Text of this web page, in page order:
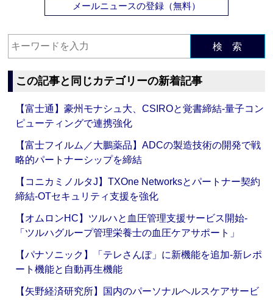
メールニュースの登録（無料）
検 索
この記事と同じカテゴリーの新着記事
【富士通】豪州モナシュ大、CSIROと覚書締結‐量子コン
ピューティングで連携強化
【富士フイルム／大鵬薬品】ADCの製造技術の開発で戦
略的パートナーシップを締結
【コニカミノルタJ】TXOne Networksとパートナー契約
締結‐OTセキュリティ支援を強化
【オムロンHC】ツルハと血圧管理支援サービス開始‐
「ツルハグループ管理栄養士の血圧ケアサポート」
【パナソニック】「テレさんぽ」に新機能を追加‐新レポ
ート機能と自動再生機能
【矢野経済研究所】国内のパーソナルヘルスケアサービ